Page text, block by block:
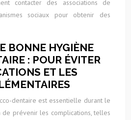
contacter des associations de
sociaux pour obtenir des
BONNE HYGIÈNE
: POUR ÉVITER
ET LES
dentaire est essentielle durant le
prévenir les complications, telles